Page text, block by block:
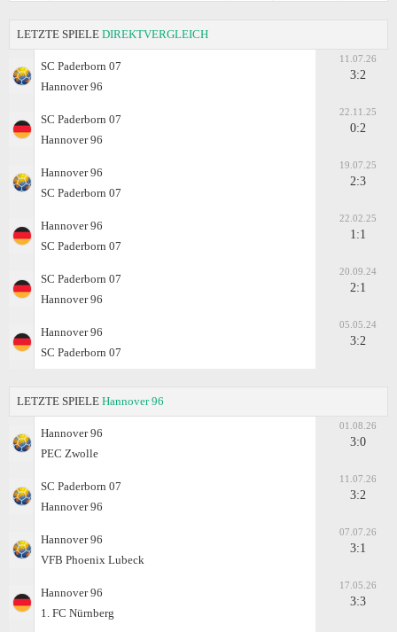
LETZTE SPIELE DIREKTVERGLEICH
SC Paderborn 07
Hannover 96
11.07.26
3:2
SC Paderborn 07
Hannover 96
22.11.25
0:2
Hannover 96
SC Paderborn 07
19.07.25
2:3
Hannover 96
SC Paderborn 07
22.02.25
1:1
SC Paderborn 07
Hannover 96
20.09.24
2:1
Hannover 96
SC Paderborn 07
05.05.24
3:2
LETZTE SPIELE Hannover 96
Hannover 96
PEC Zwolle
01.08.26
3:0
SC Paderborn 07
Hannover 96
11.07.26
3:2
Hannover 96
VFB Phoenix Lubeck
07.07.26
3:1
Hannover 96
1. FC Nürnberg
17.05.26
3:3